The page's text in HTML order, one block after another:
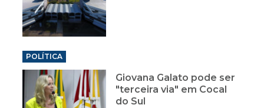
POLÍTICA
Giovana Galato pode ser
"terceira via" em Cocal
do Sul